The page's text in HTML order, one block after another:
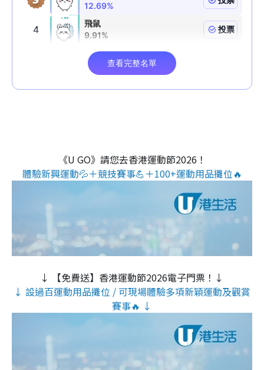
《U GO》請您去香港運動節2026！
體驗新興運動💦＋競技賽事💪＋100+運動用品攤位🔥
↓ 【免費送】香港運動節2026電子門票！↓
↓ 設過百運動用品攤位 / 可現場體驗多項新穎運動及觀賞
賽事🔥 ↓